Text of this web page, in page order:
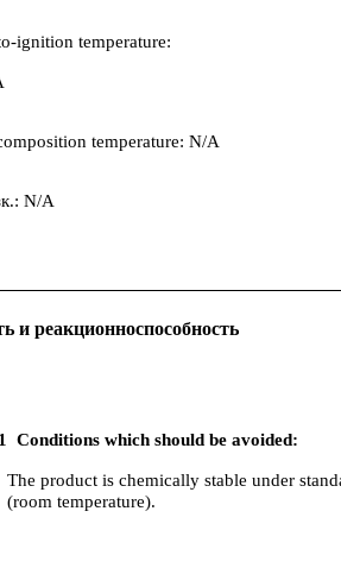
ignition temperature:
temperature: N/A
N/A
и реакционноспособность
Conditions which should be avoided:
The product is chemically stable under
(room temperature).